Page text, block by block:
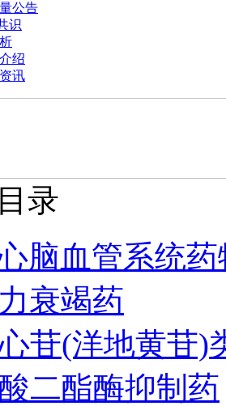
公告
识
绍
讯
录
脑血管系统药
衰竭药
苷(洋地黄苷)
二酯酶抑制药